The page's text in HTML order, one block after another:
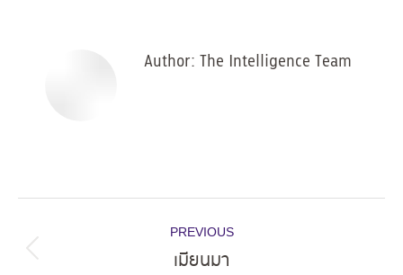
Author: The Intelligence Team
navigation
PREVIOUS
Previous
เมียนมา